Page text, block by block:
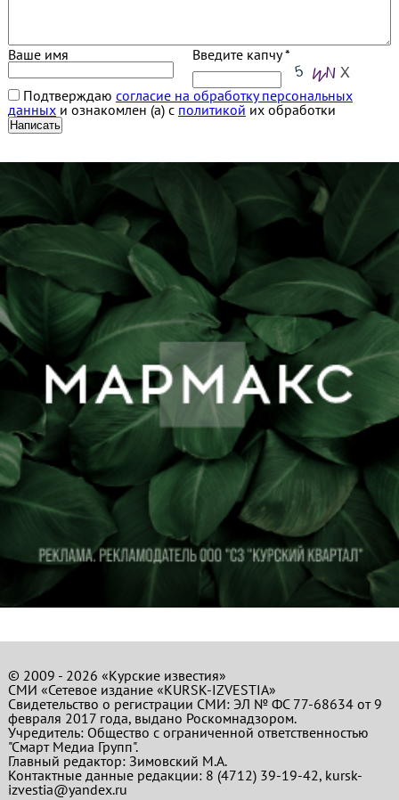
Ваше имя Введите капчу *
Подтверждаю согласие на обработку персональных
данныхи ознакомлен (а) с политикой их обработки
© 2009 - 2026 «Курские известия»
СМИ «Сетевое издание «KURSK-IZVESTIA»
Свидетельство о регистрации СМИ: ЭЛ № ФС 77-68634 от 9
февраля 2017 года, выдано Роскомнадзором.
Учредитель: Общество с ограниченной ответственностью
"Смарт Медиа Групп".
Главный редактор:Зимовский М.А.
Контактные данные редакции: 8 (4712) 39-19-42, kursk-
izvestia@yandex.ru